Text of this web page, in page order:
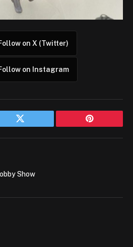
on X (Twitter)
on Instagram
Twitter Pinterest
Show